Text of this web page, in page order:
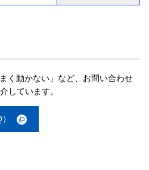
く動かない」など、お問い合わせ
しています。